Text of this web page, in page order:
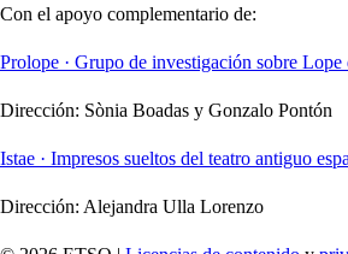
Con el apoyo complementario de:
Prolope · Grupo de investigación sobre Lope
Dirección: Sònia Boadas y Gonzalo Pontón
Istae · Impresos sueltos del teatro antiguo
Dirección: Alejandra Ulla Lorenzo